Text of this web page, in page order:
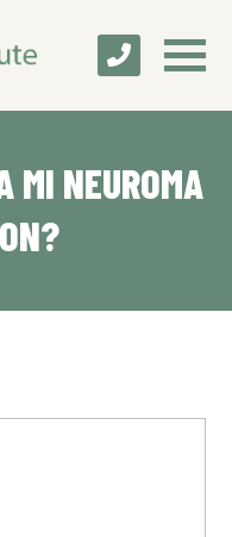
MI NEUROMA